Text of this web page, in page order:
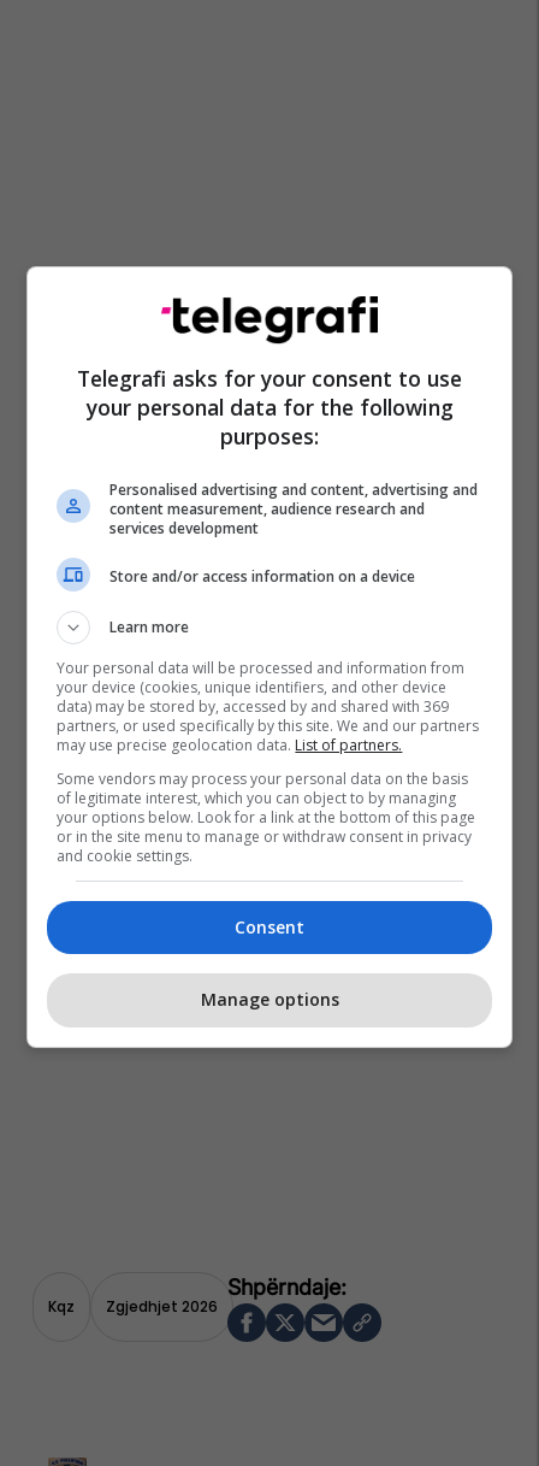
Kqz Zgjedhjet 2026
Telegrafi asks for your consent to use
your personal data for the following
purposes:
Personalised advertising and content, advertising and
content measurement, audience research and
services development
Store and/or access information on a device
Learn more
Your personal data will be processed and information from
your device (cookies, unique identifiers, and other device
data) may be stored by, accessed by and shared with 369
partners, or used specifically by this site. We and our partners
may use precise geolocation data. List of partners.
Some vendors may process your personal data on the basis
of legitimate interest, which you can object to by managing
your options below. Look for a link at the bottom of this page
or in the site menu to manage or withdraw consent in privacy
and cookie settings.
Consent
Manage options